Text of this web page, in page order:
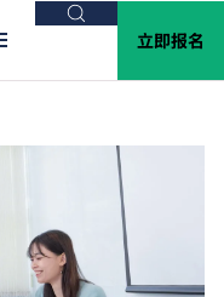
搜索
立即报名